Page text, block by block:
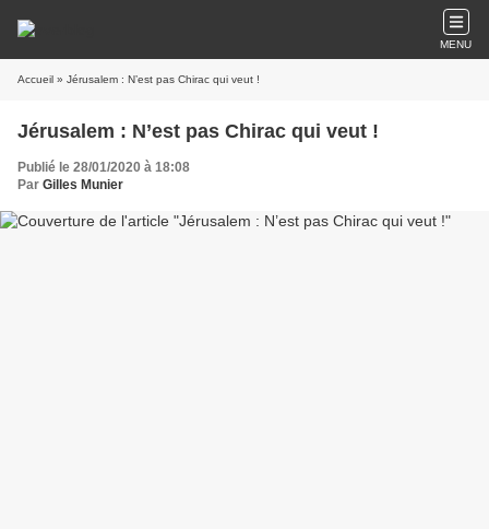
MENU
Accueil » Jérusalem : N’est pas Chirac qui veut !
Jérusalem : N’est pas Chirac qui veut !
Publié le 28/01/2020 à 18:08
Par Gilles Munier